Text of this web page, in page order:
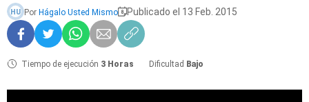
HU Por Hágalo Usted Mismo Publicado el 13 Feb. 2015
Tiempo de ejecución 3 Horas Dificultad Bajo